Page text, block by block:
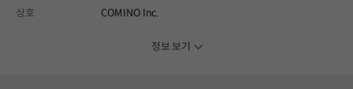
상호 COMINO Inc.
정보 보기